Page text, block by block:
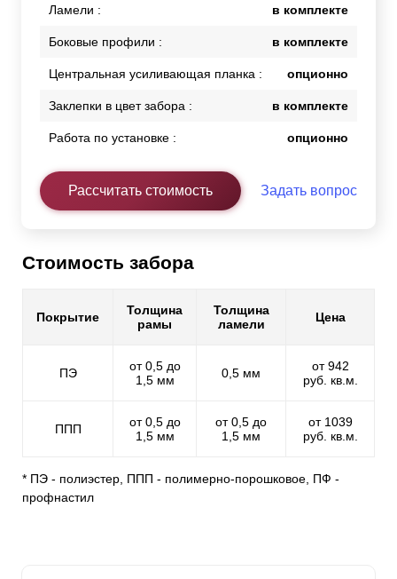
Ламели : в комплекте
Боковые профили : в комплекте
Центральная усиливающая планка : опционно
Заклепки в цвет забора : в комплекте
Работа по установке : опционно
Рассчитать стоимость Задать вопрос
Стоимость забора
Покрытие
Толщина
рамы
Толщина
ламели
Цена
ПЭ
от 0,5 до
1,5 мм
0,5 мм
от 942
руб. кв.м.
ППП
от 0,5 до
1,5 мм
от 0,5 до
1,5 мм
от 1039
руб. кв.м.
* ПЭ - полиэстер, ППП - полимерно-порошковое, ПФ -
профнастил